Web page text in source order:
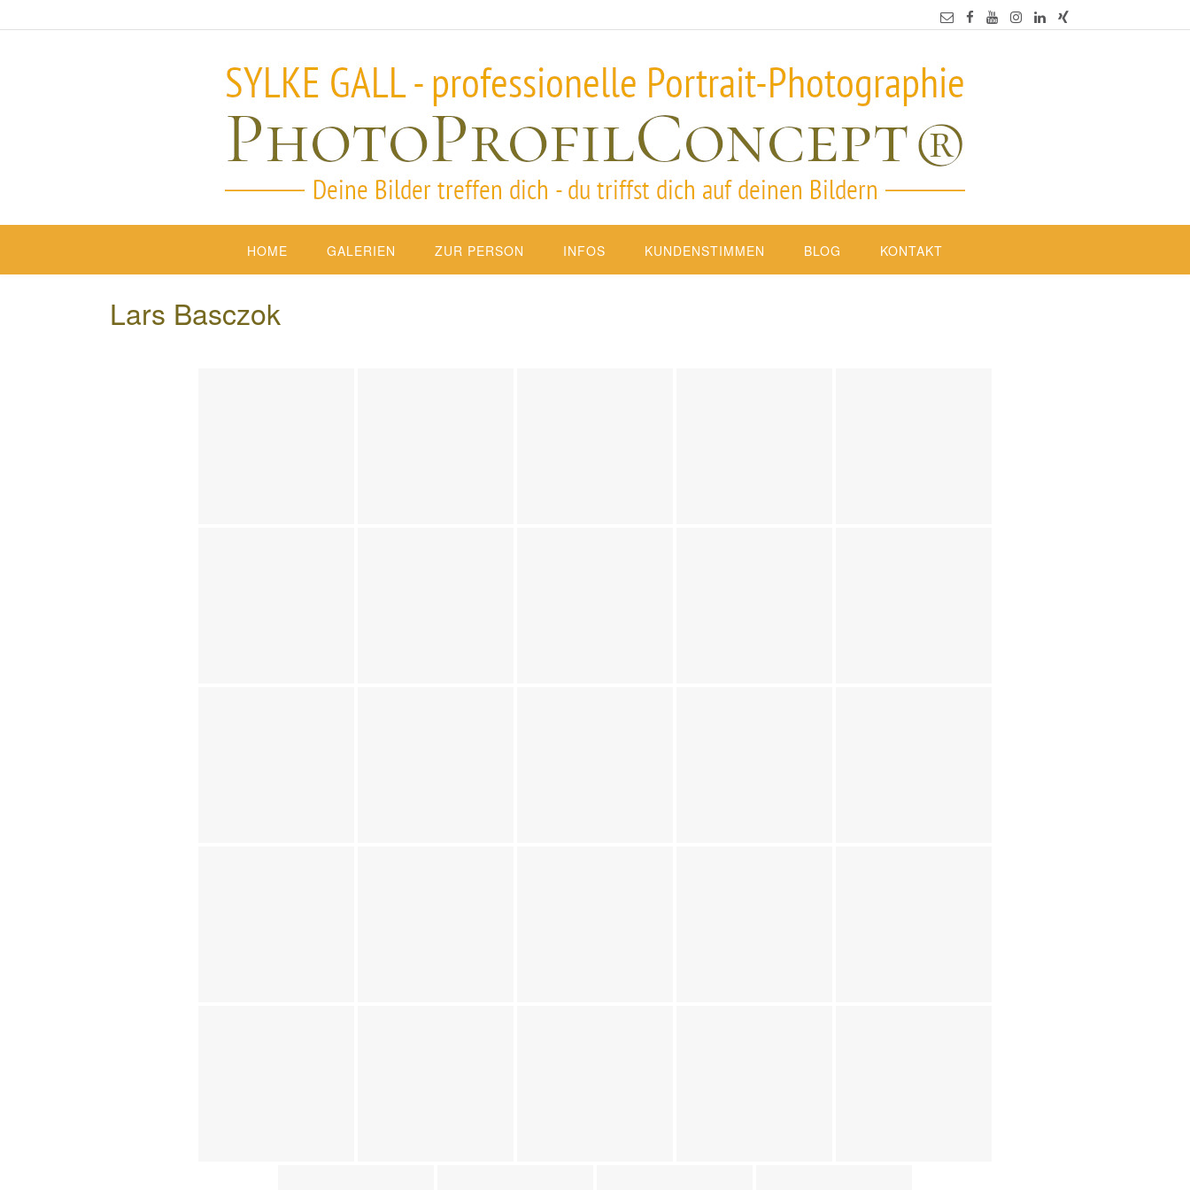
HOME GALERIEN ZUR PERSON INFOS KUNDENSTIMMEN BLOG KONTAKT
Lars Basczok